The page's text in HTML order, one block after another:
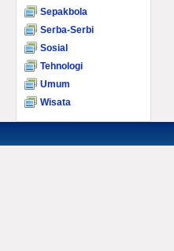
Sepakbola
Serba-Serbi
Sosial
Tehnologi
Umum
Wisata